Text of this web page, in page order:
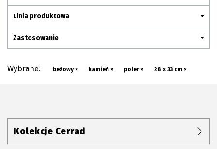
Linia produktowa
Zastosowanie
Wybrane: beżowy × kamień × poler × 28 x 33 cm ×
Kolekcje Cerrad